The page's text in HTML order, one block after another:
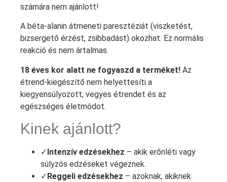
számára nem ajánlott!
A béta-alanin átmeneti paresztéziát (viszketést,
bizsergető érzést, zsibbadást) okozhat. Ez normális
reakció és nem ártalmas.
18 éves kor alatt ne fogyaszd a terméket! Az
étrend-kiegészítő nem helyettesíti a
kiegyensúlyozott, vegyes étrendet és az
egészséges életmódot.
Kinek ajánlott?
✓Intenzív edzésekhez – akik erőnléti vagy
súlyzós edzéseket végeznek.
✓Reggeli edzésekhez – azoknak, akiknek